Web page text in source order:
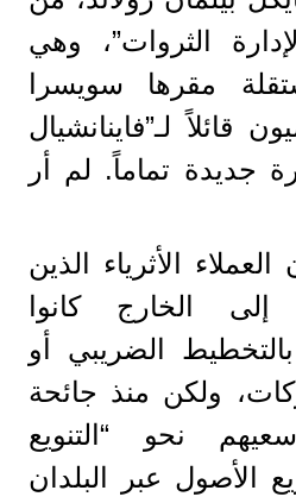
الثروات”، وهي
مقرها سويسرا
قائلاً لـ”فاينانشيال
جديدة تماماً. لم أر
الأثرياء الذين
إلى الخارج كانوا
الضريبي أو
ولكن منذ جائحة
نحو “التنويع
الأصول عبر البلدان